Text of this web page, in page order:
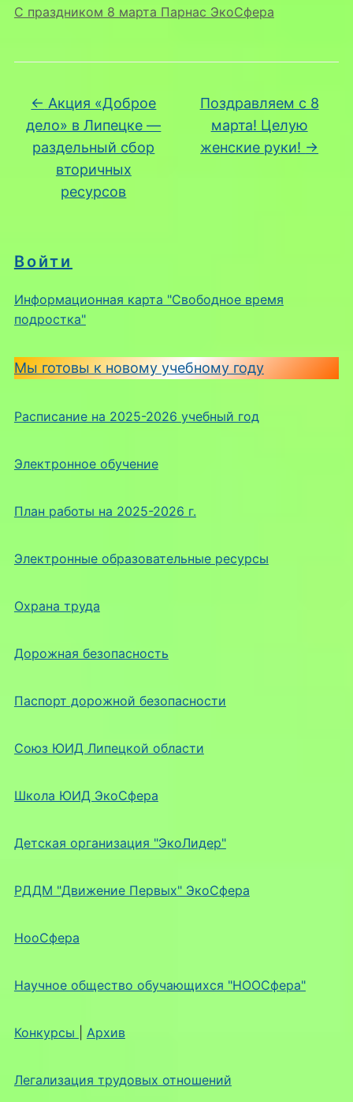
Войти
Информационная карта "Свободное время
подростка"
Мы готовы к новому учебному году
Расписание на 2025-2026 учебный год
Электронное обучение
План работы на 2025-2026 г.
Электронные образовательные ресурсы
Охрана труда
Дорожная безопасность
Паспорт дорожной безопасности
Союз ЮИД Липецкой области
Школа ЮИД ЭкоСфера
Детская организация "ЭкоЛидер"
РДДМ "Движение Первых" ЭкоСфера
НооСфера
Научное общество обучающихся "НООСфера"
Конкурсы Архив
Легализация трудовых отношений
С праздником 8 марта Парнас ЭкоСфера
← Акция «Доброе
дело» в Липецке —
раздельный сбор
вторичных
ресурсов
Поздравляем с 8
марта! Целую
женские руки! →